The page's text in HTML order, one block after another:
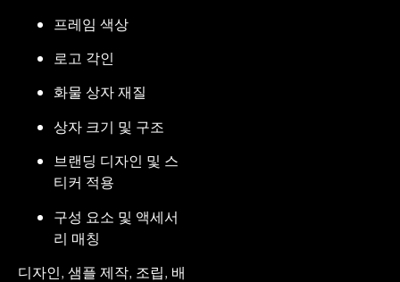
프레임 색상
로고 각인
화물 상자 재질
상자 크기 및 구조
브랜딩 디자인 및 스
티커 적용
구성 요소 및 액세서
리 매칭
디자인, 샘플 제작, 조립, 배